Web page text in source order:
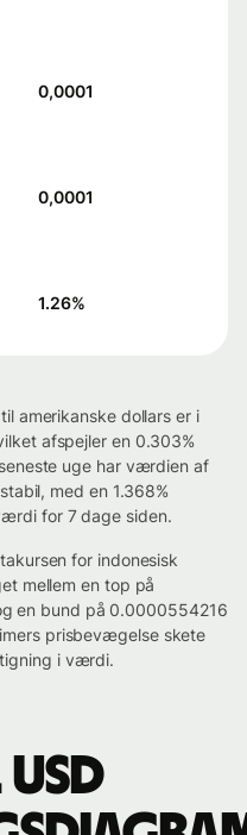
0,0001
0,0001
1.26%
amerikanske dollars er i
afspejler en 0.303%
uge har værdien af
med en 1.368%
for 7 dage siden.
for indonesisk
mellem en top på
en bund på 0.0000554216
prisbevægelse skete
i værdi.